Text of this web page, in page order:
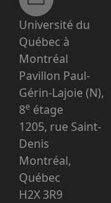
Université du
Québec à
Montréal
Pavillon Paul-
Gérin-Lajoie (N),
8e étage
1205, rue Saint-
Denis
Montréal,
Québec
H2X 3R9